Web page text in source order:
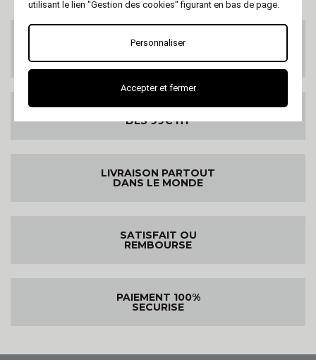
SERVICE CLIENTS
Au 02 47 73 38 38
ou par email
LIVRAISON GRATUITE
DES 99€ HT
LIVRAISON PARTOUT
DANS LE MONDE
SATISFAIT OU
REMBOURSE
PAIEMENT 100%
SECURISE
utilisant le lien "Gestion des cookies" figurant en bas de page.
Personnaliser
Accepter et fermer